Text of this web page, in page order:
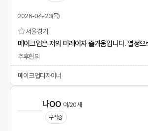
2026-04-23(목)
서울경기
추후협의
메이크업디자이너
나OO 여/20세
구직중